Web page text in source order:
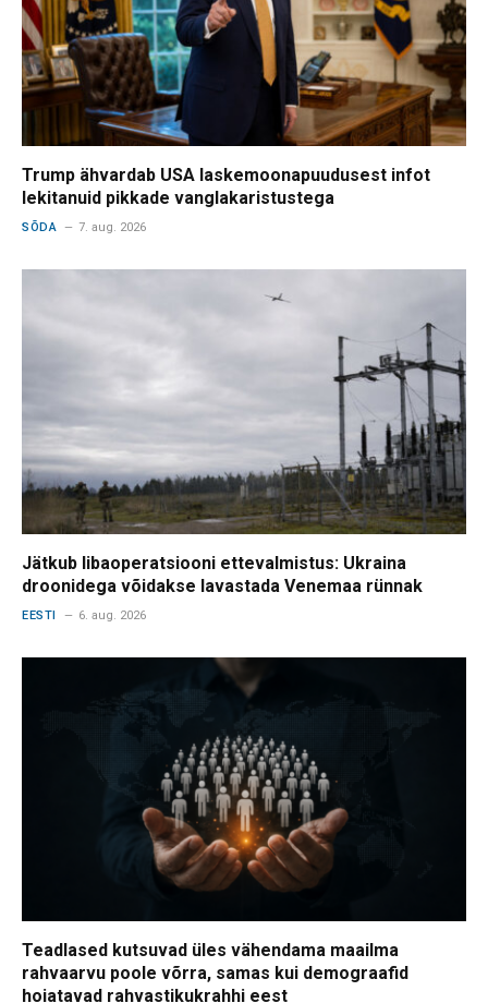
Trump ähvardab USA laskemoonapuudusest infot
lekitanuid pikkade vanglakaristustega
SÕDA 7. aug. 2026
Jätkub libaoperatsiooni ettevalmistus: Ukraina
droonidega võidakse lavastada Venemaa rünnak
EESTI 6. aug. 2026
Teadlased kutsuvad üles vähendama maailma
rahvaarvu poole võrra, samas kui demograafid
hoiatavad rahvastikukrahhi eest